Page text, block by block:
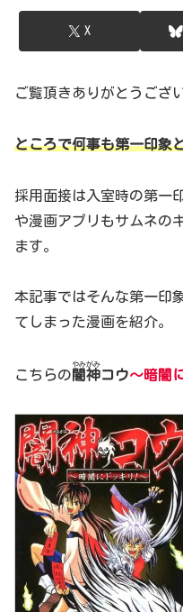
X
ご覧頂きありがとうござ
ところで何事も第一印象
採用面接は入室時の第一
や漫画アプリもサムネの
ます。
本記事ではそんな第一印
てしまった漫画を紹介。
こちらの闇神
やみがみ
コウ〜暗闇